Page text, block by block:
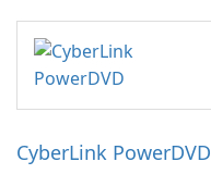
CyberLink PowerDVD